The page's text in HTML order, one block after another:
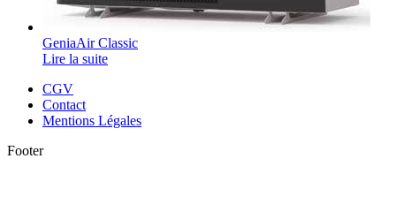
GeniaAir Classic
Lire la suite
CGV
Contact
Mentions Légales
Footer